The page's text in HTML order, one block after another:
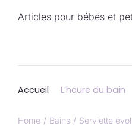
Articles pour bébés et
Accueil L’heure du bain
Home Bains Serviette